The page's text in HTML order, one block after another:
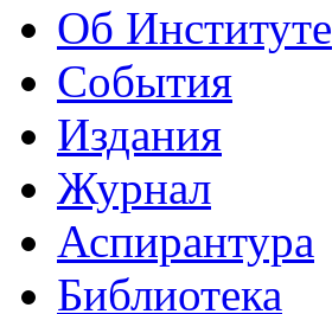
Об Институте
События
Издания
Журнал
Аспирантура
Библиотека